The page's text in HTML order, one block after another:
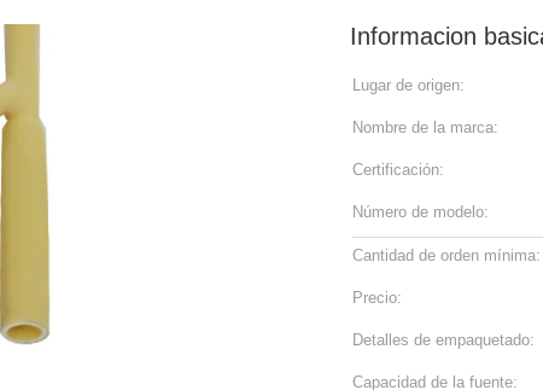
Informacion
Lugar de origen:
Nombre de la marca:
Certificación:
Número de modelo:
Cantidad de orden mínima:
Precio:
Detalles de empaquetado:
Capacidad de la fuente: